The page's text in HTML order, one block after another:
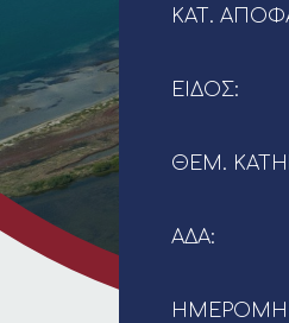
ΚΑΤ.
ΕΊΔΟΣ:
ΘΕΜ.
ΑΔΑ: